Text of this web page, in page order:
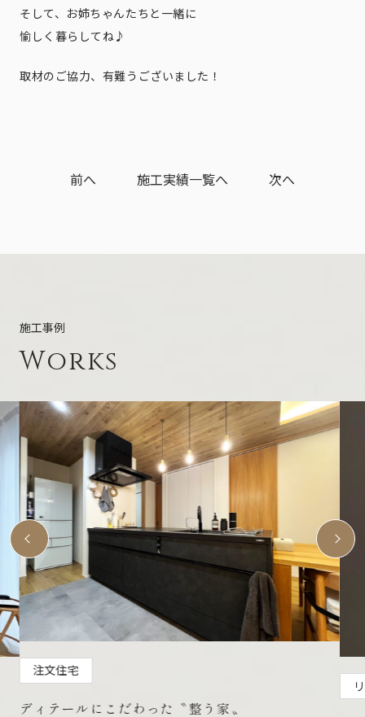
そして、お姉ちゃんたちと一緒に
愉しく暮らしてね♪
取材のご協力、有難うございました！
前へ 施工実績一覧へ 次へ
施工事例
Works
注文住宅
ディテールにこだわった〝整う家〟